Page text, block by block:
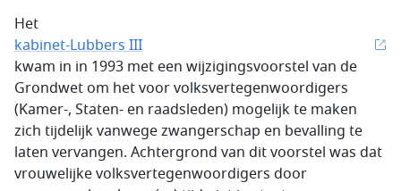
Het
kabinet-Lubbers III
kwam in in 1993 met een wijzigingsvoorstel van de
Grondwet om het voor volksvertegenwoordigers
(Kamer-, Staten- en raadsleden) mogelijk te maken
zich tijdelijk vanwege zwangerschap en bevalling te
laten vervangen. Achtergrond van dit voorstel was dat
vrouwelijke volksvertegenwoordigers door